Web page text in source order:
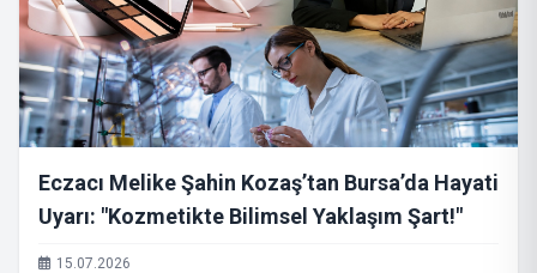
Eczacı Melike Şahin Kozaş’tan Bursa’da Hayati
Uyarı: "Kozmetikte Bilimsel Yaklaşım Şart!"
15.07.2026